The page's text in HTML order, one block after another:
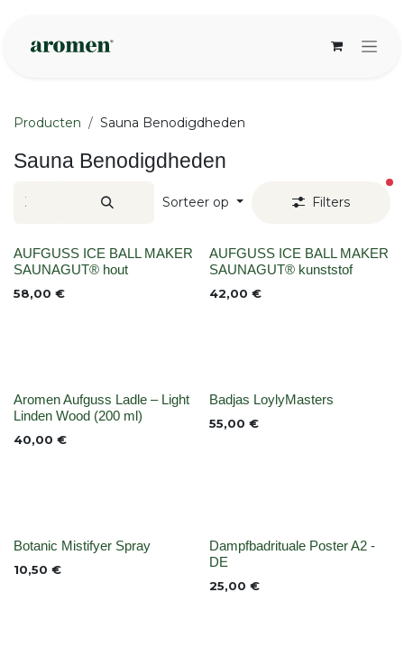
Producten Sauna Benodigdheden
Sauna Benodigdheden
Sorteer op Filters
None
AUFGUSS ICE BALL MAKER
SAUNAGUT® hout
58,00 €
None
AUFGUSS ICE BALL MAKER
SAUNAGUT® kunststof
42,00 €
Niet op voorraad
Aromen Aufguss Ladle – Light
Linden Wood (200 ml)
40,00 €
None
Badjas LoylyMasters
55,00 €
None
Botanic Mistifyer Spray
10,50 € None
Dampfbadrituale Poster A2 -
DE
25,00 €